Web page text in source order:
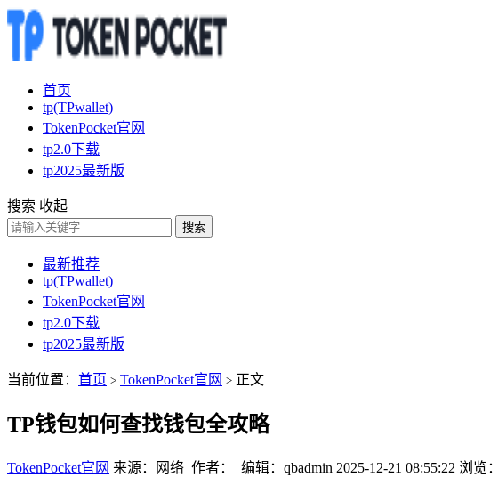
首页
tp(TPwallet)
TokenPocket官网
tp2.0下载
tp2025最新版
搜索 收起
搜索
最新推荐
tp(TPwallet)
TokenPocket官网
tp2.0下载
tp2025最新版
当前位置： 首页 > TokenPocket官网 > 正文
TP钱包如何查找钱包全攻略
TokenPocket官网 来源：网络 作者： 编辑：qbadmin 2025-12-21 08:55:22 浏览